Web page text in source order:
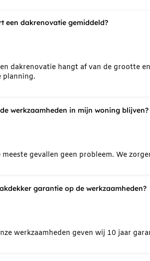
een dakrenovatie gemiddeld?
dakrenovatie hangt af van de grootte
planning.
werkzaamheden in mijn woning blijven?
meeste gevallen geen probleem. We
garantie op de werkzaamheden?
werkzaamheden geven wij 10 jaar